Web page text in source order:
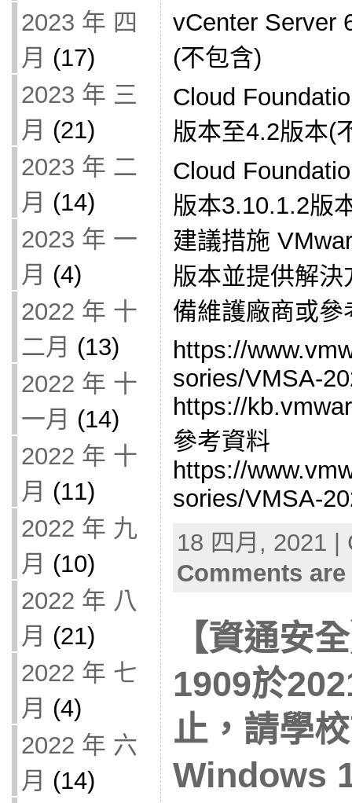
2023 年 四
月 (17)
2023 年 三
月 (21)
2023 年 二
月 (14)
2023 年 一
月 (4)
2022 年 十
二月 (13)
2022 年 十
一月 (14)
2022 年 十
月 (11)
2022 年 九
月 (10)
2022 年 八
月 (21)
2022 年 七
月 (4)
2022 年 六
月 (14)
vCenter Server
(不包含)
Cloud
版本至4.2版本(
Cloud
版本3.10.1.2版
建議措施
版本並提供解
備維護廠商或
https://
sories/VMSA-
https://
參考資料
https://
sories/VMSA-
18 四月, 2021
Comments
【資通安
1909於
止，請學
Windows